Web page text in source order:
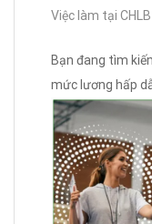
Việc làm tại
Bạn đang tìm
mức lương hấp